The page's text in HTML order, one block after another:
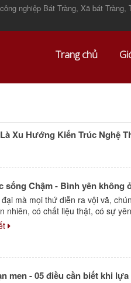
nghiệp Bát Tràng, Xã bát Tràng,
Trang chủ
Xu Hướng Kiến Trúc Nghệ
sống Chậm - Bình yên không
mà mọi thứ diễn ra vội vã,
nhiên, có chất liệu thật, có sự
men - 05 điều cần biết khi